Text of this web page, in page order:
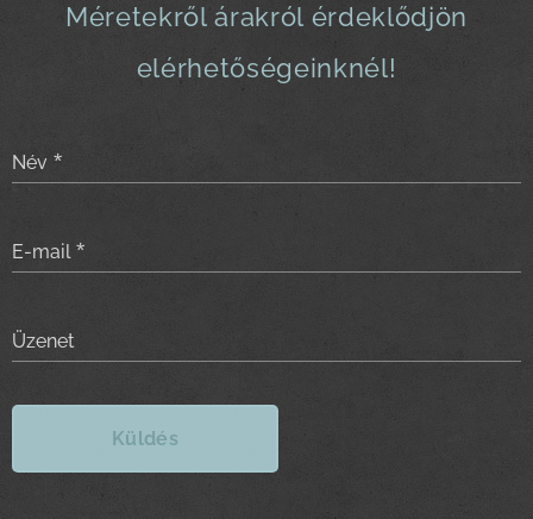
Méretekről árakról érdeklődjön
elérhetőségeinknél!
Név
E-mail
Üzenet
Küldés